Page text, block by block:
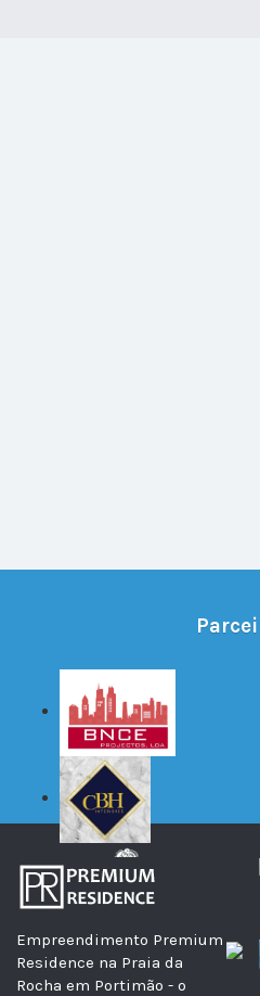
Empreendimento Premium
Residence na Praia da
Rocha em Portimão - o